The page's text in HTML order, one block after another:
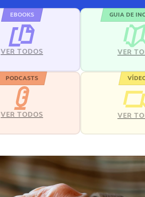
EBOOKS
VER TODOS
GUIA DE
VER
PODCASTS
VER TODOS VER